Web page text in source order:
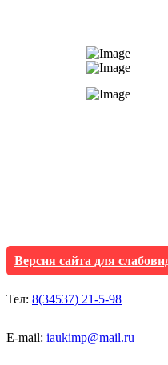
Версия сайта для
Тел: 8(34537) 21-5-98
E-mail: iaukimp@mail.ru